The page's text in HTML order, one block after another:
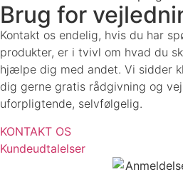
Brug for
Kontakt os endelig, hvis du har
produkter, er i tvivl om hvad du
hjælpe dig med andet. Vi sidder
dig gerne gratis rådgivning og
uforpligtende, selvfølgelig.
KONTAKT OS
Kundeudtalelser